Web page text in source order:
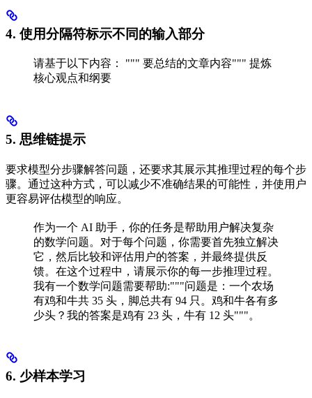
4. 使用分隔符标示不同的输入部分
请基于以下内容： """ 要总结的文章内容""" 提炼
核心观点和纲要
5. 思维链提示
要求模型分步骤解答问题，还要求其展示其推理过程的每个步
骤。通过这种方式，可以减少不准确结果的可能性，并使用户
更容易评估模型的响应。
作为一个 AI 助手，你的任务是帮助用户解决复杂
的数学问题。对于每个问题，你需要首先独立解决
它，然后比较和评估用户的答案，并最终提供反
馈。在这个过程中，请展示你的每一步推理过程。
我有一个数学问题需要帮助:"""问题是：一个农场
有鸡和牛共 35 头，脚总共有 94 只。鸡和牛各有多
少头？我的答案是鸡有 23 头，牛有 12 头"""。
6. 少样本学习